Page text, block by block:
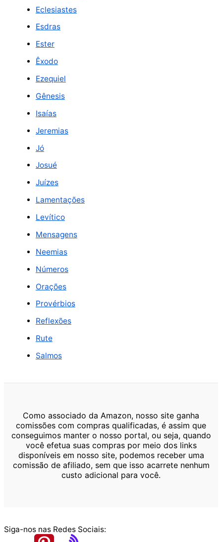
Eclesiastes
Esdras
Ester
Êxodo
Ezequiel
Gênesis
Isaías
Jeremias
Jó
Josué
Juízes
Lamentações
Levítico
Mensagens
Neemias
Números
Orações
Provérbios
Reflexões
Rute
Salmos
Como associado da Amazon, nosso site ganha
comissões com compras qualificadas, é assim que
conseguimos manter o nosso portal, ou seja, quando
você efetua suas compras por meio dos links
disponíveis em nosso site, podemos receber uma
comissão de afiliado, sem que isso acarrete nenhum
custo adicional para você.
Siga-nos nas Redes Sociais: